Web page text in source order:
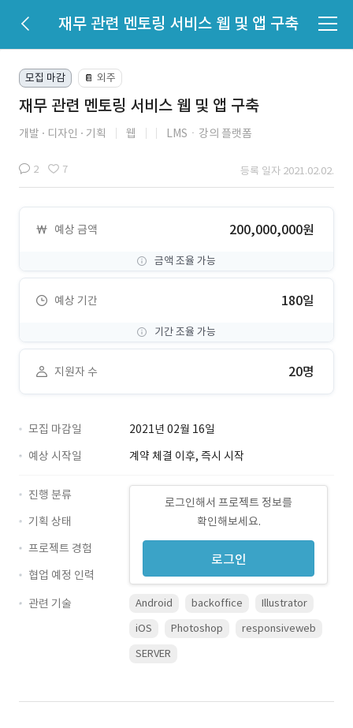
재무 관련 멘토링 서비스 웹 및 앱 구축
모집 마감 📔 외주
재무 관련 멘토링 서비스 웹 및 앱 구축
개발 디자인 기획 웹 LMSㆍ강의 플랫폼
2 7 등록 일자 2021.02.02.
예상 금액 200,000,000원
금액 조율 가능
예상 기간 180일
기간 조율 가능
지원자 수 20명
모집 마감일
2021년 02월 16일
예상 시작일
계약 체결 이후, 즉시 시작
로그인해서 프로젝트 정보를
확인해보세요.
로그인
진행 분류
기획 상태
프로젝트 경험
협업 예정 인력
관련 기술
Android backoffice
Illustrator
iOS
Photoshop
responsiveweb
SERVER